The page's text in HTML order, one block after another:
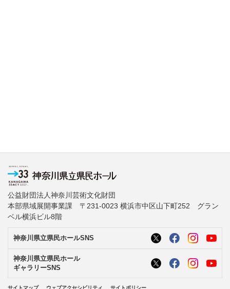
公益財団法人神奈川芸術文化財団
本部県域展開事業課 〒231-0023 横浜市中区山下町252 グラン
ベル横浜ビル8階
神奈川県立県民ホールSNS
神奈川県立県民ホール
ギャラリーSNS